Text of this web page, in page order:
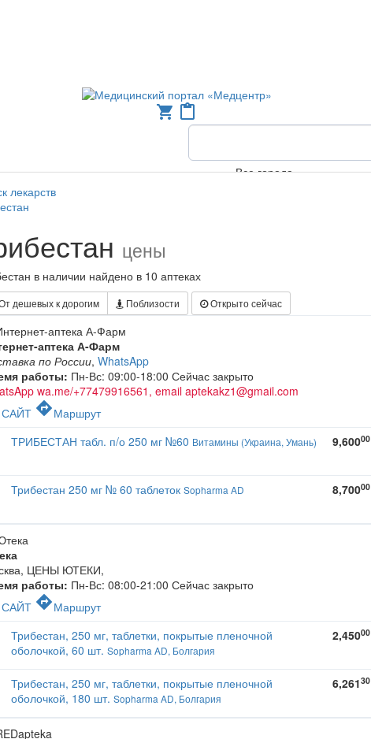
shopping_cart content_paste
Все города
лекарств
цены
в наличии найдено в 10 аптеках
дешевых к дорогим Поблизости Открыто сейчас
аптека А-Фарм
по России, WhatsApp
работы: Пн-Вс: 09:00-18:00 Сейчас закрыто
wa.me/+77479916561, email aptekakz1@gmail.com
САЙТ directionsМаршрут
ТРИБЕСТАН табл. п/о 250 мг №60 Витамины (Украина, Умань) 9,60000
Трибестан 250 мг № 60 таблеток Sopharma AD 8,70000
ЦЕНЫ ЮТЕКИ,
работы: Пн-Вс: 08:00-21:00 Сейчас закрыто
САЙТ directionsМаршрут
Трибестан, 250 мг, таблетки, покрытые пленочной
оболочкой, 60 шт. Sopharma AD, Болгария
2,45000
Трибестан, 250 мг, таблетки, покрытые пленочной
оболочкой, 180 шт. Sopharma AD, Болгария
6,26130